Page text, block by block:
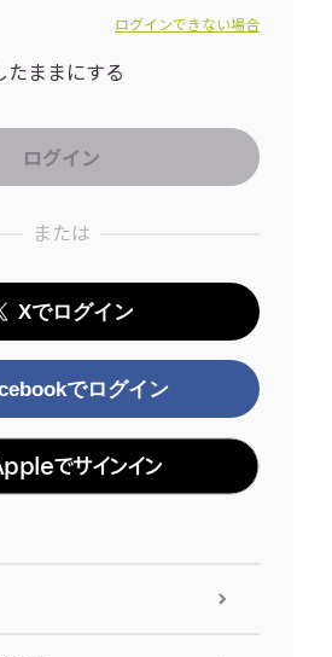
ログインできない場合
たままにする
または
Xでログイン
でログイン
でサインイン